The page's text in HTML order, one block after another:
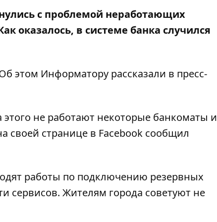
с проблемой неработающих
оказалось, в системе банка случился
этом Информатору рассказали в пресс-
не работают некоторые банкоматы и
своей странице в Facebook сообщил
работы по подключению резервных
сервисов. Жителям города советуют не